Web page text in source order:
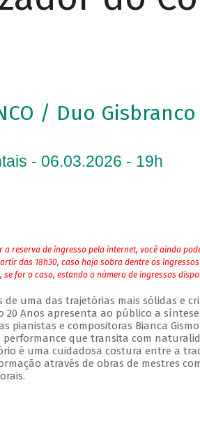
/ Duo
- 06.03.2026 - 19h
a reserva de ingresso pela internet, você ainda
das 18h30, caso haja sobra dentre os
for o caso, estando o número de ingressos
de uma das trajetórias mais sólidas e
20 Anos apresenta ao público a
pianistas e compositoras Bianca
que transita com
é uma cuidadosa costura entre a
através de obras de mestres